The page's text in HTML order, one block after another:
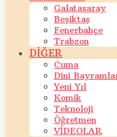
Galatasaray
Beşiktaş
Fenerbahçe
Trabzon
DİĞER
Cuma
Dini
Yeni Yıl
Komik
Teknoloji
Öğretmen
VİDEOLAR